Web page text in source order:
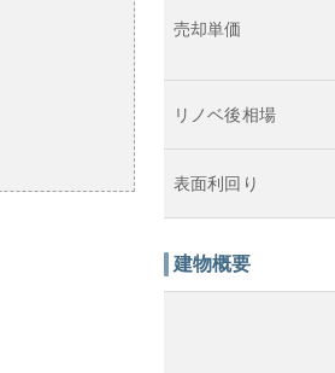
売却単価
リノベ後相場
表面利回り
建物概要